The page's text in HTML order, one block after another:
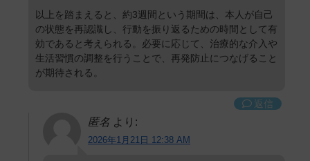
以上を踏まえると、約3週間という期間は、本人が自己
の状態を再認識し、行動を振り返るための時間として有
効であると考えられる。必要に応じて、治療的な介入や
生活習慣の調整を行うことで、再発防止につなげること
が期待される。
返信
匿名 より:
2026年1月21日 12:38 AM